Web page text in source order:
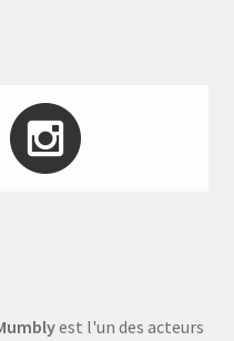
est l'un des acteurs